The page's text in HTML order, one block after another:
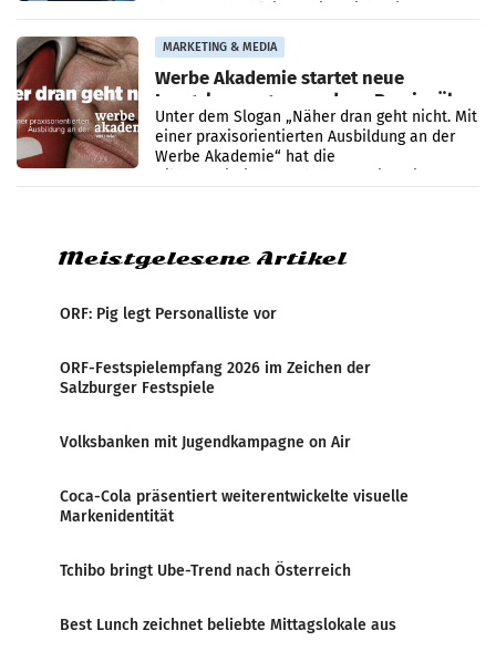
MARKETING & MEDIA
Werbe Akademie startet neue
Imagekampagne rund um Praxisnähe
Unter dem Slogan „Näher dran geht nicht. Mit
einer praxisorientierten Ausbildung an der
Werbe Akademie“ hat die
Meistgelesene Artikel
ORF: Pig legt Personalliste vor
ORF-Festspielempfang 2026 im Zeichen der
Salzburger Festspiele
Volksbanken mit Jugendkampagne on Air
Coca-Cola präsentiert weiterentwickelte visuelle
Markenidentität
Tchibo bringt Ube-Trend nach Österreich
Best Lunch zeichnet beliebte Mittagslokale aus